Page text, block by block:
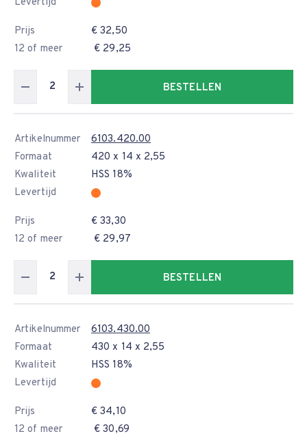
Prijs
€ 32,50
12 of meer
€ 29,25
BESTELLEN
Artikelnummer
6103.420.00
Formaat
420 x 14 x 2,55
Kwaliteit
HSS 18%
Levertijd
Prijs
€ 33,30
12 of meer
€ 29,97
BESTELLEN
Artikelnummer
6103.430.00
Formaat
430 x 14 x 2,55
Kwaliteit
HSS 18%
Levertijd
Prijs
€ 34,10
12 of meer
€ 30,69